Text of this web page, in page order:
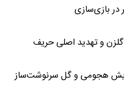
در بازی‌سازی
و تهدید اصلی حریف
هجومی و گل سرنوشت‌ساز